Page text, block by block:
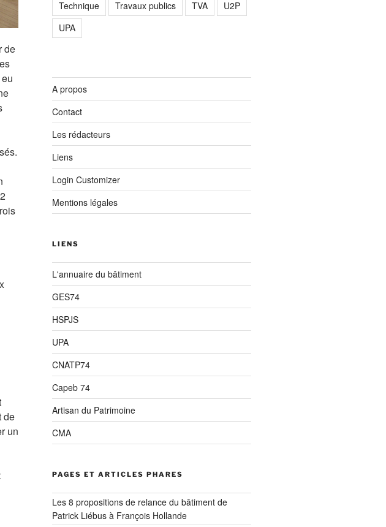
de
de
un
Technique
Travaux publics TVA
U2P
UPA
A propos
Contact
Les rédacteurs
Liens
Login Customizer
Mentions légales
LIENS
L'annuaire du bâtiment
GES74
HSPJS
UPA
CNATP74
Capeb 74
Artisan du Patrimoine
CMA
PAGES ET ARTICLES PHARES
Les 8 propositions de relance du bâtiment de
Patrick Liébus à François Hollande